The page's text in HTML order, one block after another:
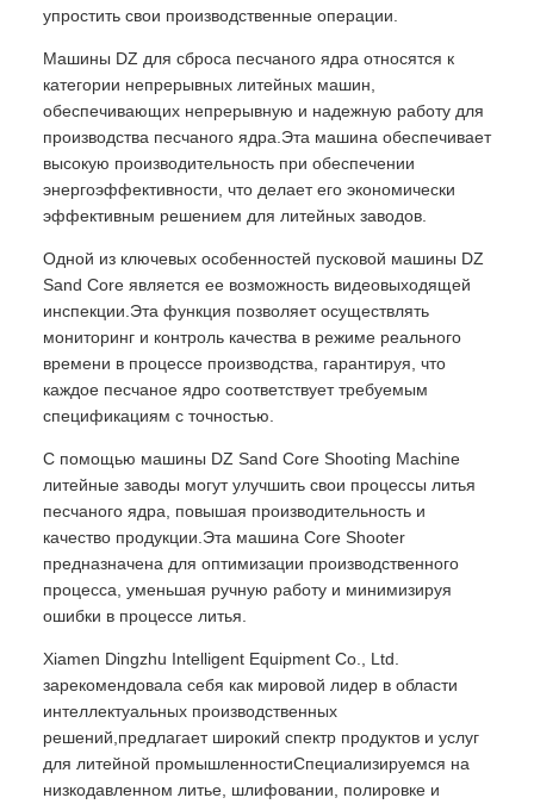
упростить свои производственные операции.
Машины DZ для сброса песчаного ядра относятся к
категории непрерывных литейных машин,
обеспечивающих непрерывную и надежную работу для
производства песчаного ядра.Эта машина обеспечивает
высокую производительность при обеспечении
энергоэффективности, что делает его экономически
эффективным решением для литейных заводов.
Одной из ключевых особенностей пусковой машины DZ
Sand Core является ее возможность видеовыходящей
инспекции.Эта функция позволяет осуществлять
мониторинг и контроль качества в режиме реального
времени в процессе производства, гарантируя, что
каждое песчаное ядро соответствует требуемым
спецификациям с точностью.
С помощью машины DZ Sand Core Shooting Machine
литейные заводы могут улучшить свои процессы литья
песчаного ядра, повышая производительность и
качество продукции.Эта машина Core Shooter
предназначена для оптимизации производственного
процесса, уменьшая ручную работу и минимизируя
ошибки в процессе литья.
Xiamen Dingzhu Intelligent Equipment Co., Ltd.
зарекомендовала себя как мировой лидер в области
интеллектуальных производственных
решений,предлагает широкий спектр продуктов и услуг
для литейной промышленностиСпециализируемся на
низкодавленном литье, шлифовании, полировке и